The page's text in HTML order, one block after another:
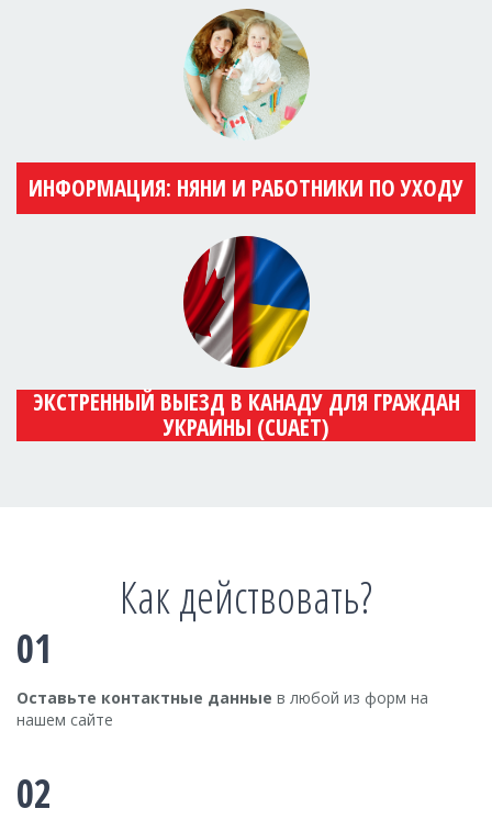
ИНФОРМАЦИЯ: НЯНИ И РАБОТНИКИ ПО УХОДУ
ЭКСТРЕННЫЙ ВЫЕЗД В КАНАДУ ДЛЯ ГРАЖДАН
УКРАИНЫ (CUAET)
Как действовать?
01
Оставьте контактные данные в любой из форм на
нашем сайте
02